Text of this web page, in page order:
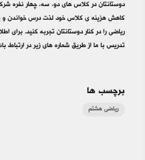
دوستانتان در کلاس های دو، سه، چهار نفره
کاهش هزینه ی کلاس خود لذت درس خواندن و
ریاضی را در کنار دوستانتان تجربه کنید. برای
تدریس با ما از طریق شماره های زیر در ارتباط
برچسب ها
ریاضی هشتم